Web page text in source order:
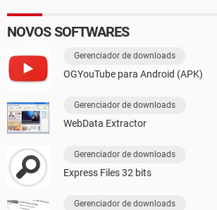
NOVOS SOFTWARES
Gerenciador de downloads
OGYouTube para Android (APK)
Gerenciador de downloads
WebData Extractor
Gerenciador de downloads
Express Files 32 bits
Gerenciador de downloads